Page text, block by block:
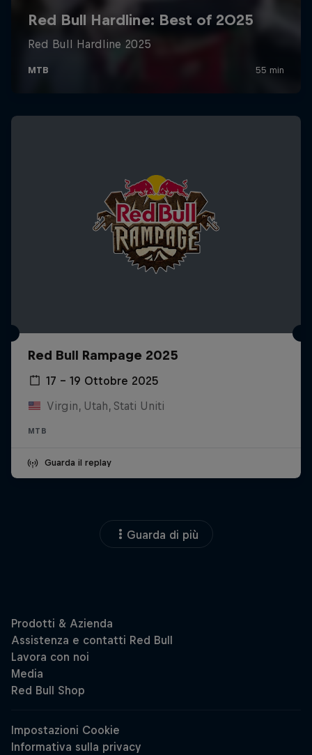
Red Bull Rampage 2025
17 – 19 Ottobre 2025
Virgin, Utah, Stati Uniti
MTB
Guarda il replay
Guarda di più